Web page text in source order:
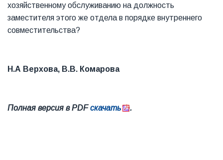
хозяйственному обслуживанию на должность
заместителя этого же отдела в порядке внутреннего
совместительства?
Н.А Верхова, В.В. Комарова
Полная версия в PDFскачать .